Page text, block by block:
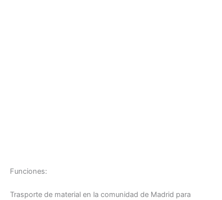
Funciones:
Trasporte de material en la comunidad de Madrid para